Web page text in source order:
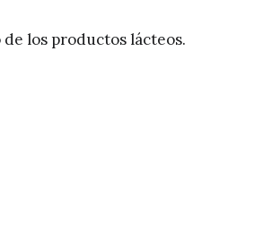
de los productos lácteos.